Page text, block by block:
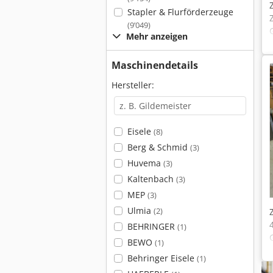
Stapler & Flurförderzeuge
(9’049)
Mehr anzeigen
Maschinendetails
Hersteller:
Eisele (8)
Berg & Schmid (3)
Huvema (3)
Kaltenbach (3)
MEP (3)
Ulmia (2)
BEHRINGER (1)
BEWO (1)
Behringer Eisele (1)